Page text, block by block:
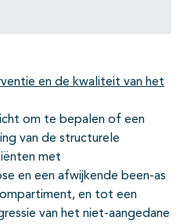
en de kwaliteit van het
om te bepalen of een
van de structurele
met
en een afwijkende been-as
en tot een
van het niet-aangedane